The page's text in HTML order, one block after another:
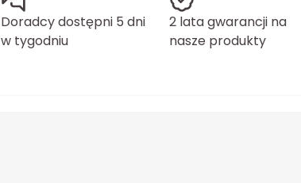
Doradcy dostępni 5 dni
w tygodniu
2 lata gwarancji na
nasze produkty